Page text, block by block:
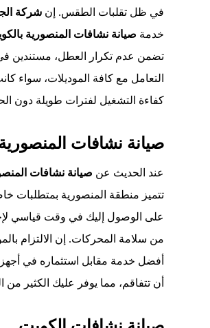
في ظل تقلبات الطقس. إنشركة
خدمة صيانة نشافات المنصورية
تضمن عدم تكرار العطل، مستندين
التعامل مع كافة الموديلات، سواء
كفاءة التشغيل لفترات طويلة دون
صيانة نشافات
عند الحديث عن صيانة نشافات
تتميز منطقة المنصورية بمتطلبات
على الوصول إليك في وقت قياسي
من سلامة المحركات. إن الالتزام
أفضل خدمة مقابل استثماره في
أن تتفاقم، مما يوفر عليك الكثير من